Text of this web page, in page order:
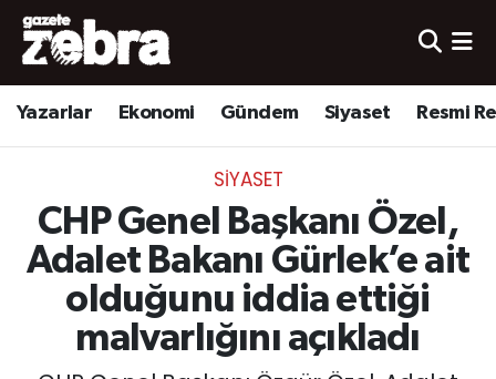
Yazarlar Ekonomi Gündem Siyaset Resmi
SIYASET
CHP Genel Başkanı Özel,
Adalet Bakanı Gürlek’e ait
olduğunu iddia ettiği
malvarlığını açıkladı
Yazarlar
Ekonomi
Yerel
Spor
Nöbetçi Eczaneler
Hava Durumu
Süper Lig Puan Durumu ve Fikstür
Tüm Manşetler
Son Dakika Haberleri